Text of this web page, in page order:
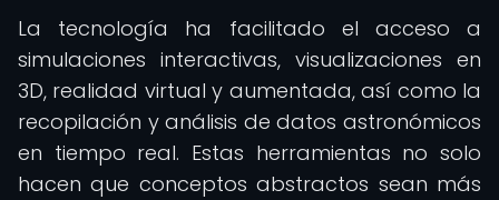
La tecnología ha facilitado el acceso a
simulaciones interactivas, visualizaciones en
3D, realidad virtual y aumentada, así como la
recopilación y análisis de datos astronómicos
en tiempo real. Estas herramientas no solo
hacen que conceptos abstractos sean más